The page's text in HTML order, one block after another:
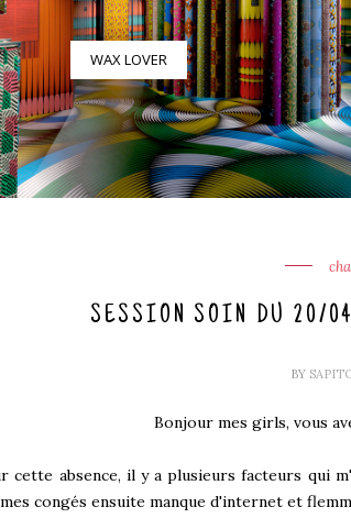
WAX LOVER
SESSION SOIN DU 20/
BY
Bonjour mes girls, vous
cette absence, il y a plusieurs facteurs qui
congés ensuite manque d'internet et